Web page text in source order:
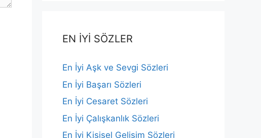
EN İYİ SÖZLER
En İyi Aşk ve Sevgi Sözleri
En İyi Başarı Sözleri
En İyi Cesaret Sözleri
En İyi Çalışkanlık Sözleri
En İyi Kişisel Gelişim Sözleri